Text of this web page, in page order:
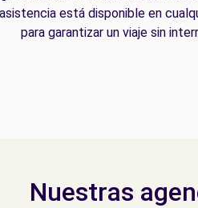
asistencia está disponible en
para garantizar un viaje sin
Nuestras